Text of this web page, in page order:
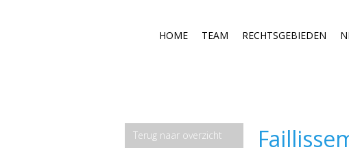
HOME TEAM RECHTSGEBIEDEN
Faillissement TCR
Terug naar overzicht